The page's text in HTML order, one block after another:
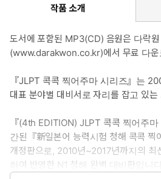
작품 소개
도서에 포함된 MP3(CD) 음원은 다락
(www.darakwon.co.kr)에서 무료 다운
『JLPT 콕콕 찍어주마 시리즈』는
대표 분야별 대비서로 자리를 잡고 있
『(4th EDITION) JLPT 콕콕 찍어주
간된『新일본어 능력시험 청해 콕콕 찍
개정판으로, 2010년~2017년까지의 최
하여 반영한 N1 청해 완벽 대비판입니다.